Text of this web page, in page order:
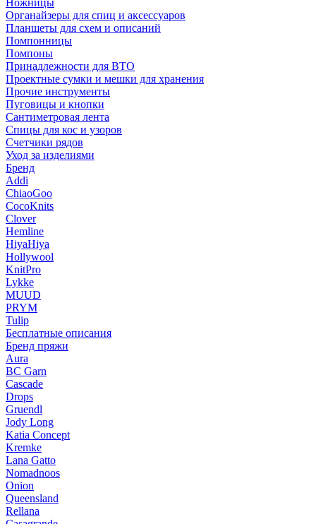
Ножницы
Органайзеры для спиц и аксессуаров
Планшеты для схем и описаний
Помпонницы
Помпоны
Принадлежности для ВТО
Проектные сумки и мешки для хранения
Прочие инструменты
Пуговицы и кнопки
Сантиметровая лента
Спицы для кос и узоров
Счетчики рядов
Уход за изделиями
Бренд
Addi
ChiaoGoo
CocoKnits
Clover
Hemline
HiyaHiya
Hollywool
KnitPro
Lykke
MUUD
PRYM
Tulip
Бесплатные описания
Бренд пряжи
Aura
BC Garn
Cascade
Drops
Gruendl
Jody Long
Katia Concept
Kremke
Lana Gatto
Nomadnoos
Onion
Queensland
Rellana